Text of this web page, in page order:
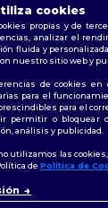
|Política de
| Mapa del
|Seville|
cookies
propias y de
analizar el
fluida y
nuestro sitio web y
de cookies en
para el
para el
permitir o bloquear
análisis y publicidad.
utilizamos las
de Política de